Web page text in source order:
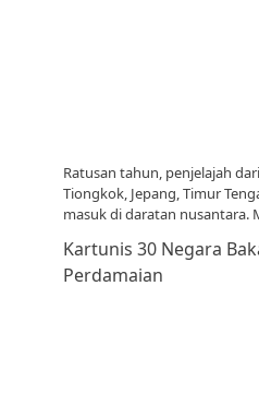
Ratusan tahun, penjelajah
Tiongkok, Jepang, Timur
masuk di daratan nusantara.
Kartunis 30 Negara
Perdamaian